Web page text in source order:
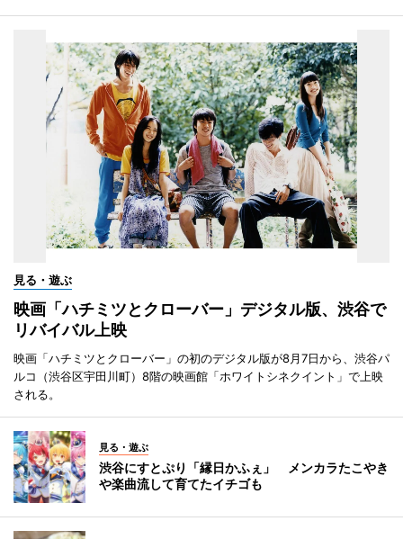
見る・遊ぶ
映画「ハチミツとクローバー」デジタル版、渋谷で
リバイバル上映
映画「ハチミツとクローバー」の初のデジタル版が8月7日から、渋谷パ
ルコ（渋谷区宇田川町）8階の映画館「ホワイトシネクイント」で上映
される。
見る・遊ぶ
渋谷にすとぷり「縁日かふぇ」 メンカラたこやき
や楽曲流して育てたイチゴも